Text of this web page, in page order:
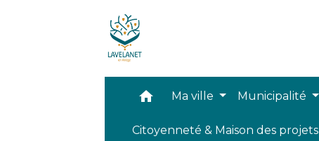
home Ma ville Municipalité
Citoyenneté & Maison des projets